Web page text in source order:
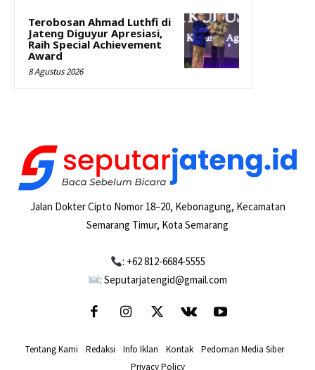
Terobosan Ahmad Luthfi di
Jateng Diguyur Apresiasi,
Raih Special Achievement
Award
8 Agustus 2026
Jalan Dokter Cipto Nomor 18–20, Kebonagung, Kecamatan
Semarang Timur, Kota Semarang
: +62 812-6684-5555
: Seputarjatengid@gmail.com
Tentang Kami Redaksi Info Iklan Kontak Pedoman Media Siber
Privacy Policy